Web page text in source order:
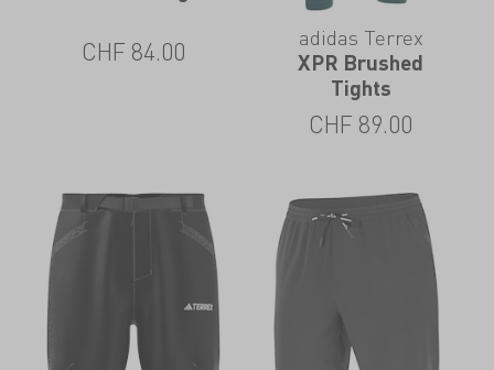
CHF 84.00 adidas Terrex
XPR Brushed
Tights
CHF 89.00